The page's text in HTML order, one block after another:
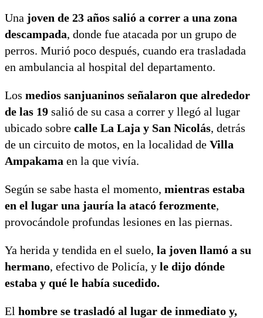
Una joven de 23 años salió a correr a una zona
descampada, donde fue atacada por un grupo de
perros. Murió poco después, cuando era trasladada
en ambulancia al hospital del departamento.
Los medios sanjuaninos señalaron que alrededor
de las 19 salió de su casa a correr y llegó al lugar
ubicado sobre calle La Laja y San Nicolás, detrás
de un circuito de motos, en la localidad de Villa
Ampakama en la que vivía.
Según se sabe hasta el momento, mientras estaba
en el lugar una jauría la atacó ferozmente,
provocándole profundas lesiones en las piernas.
Ya herida y tendida en el suelo, la joven llamó a su
hermano, efectivo de Policía, y le dijo dónde
estaba y qué le había sucedido.
El hombre se trasladó al lugar de inmediato y,